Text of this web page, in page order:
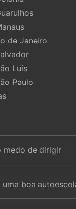
de Janeiro
Luís
Paulo
medo de dirigir
uma boa